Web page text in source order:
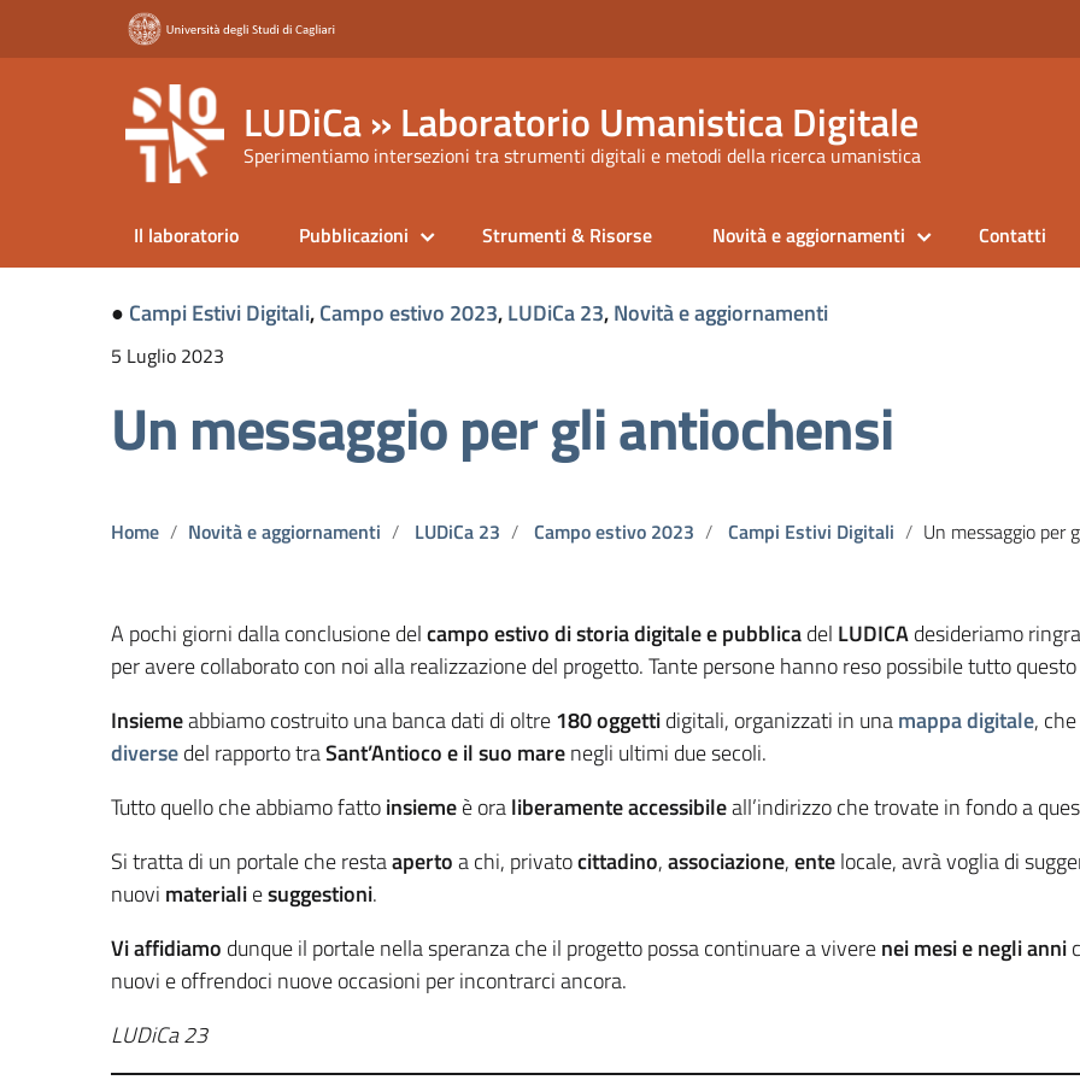
LUDiCa » Laboratorio Umanistica Digitale
Sperimentiamo intersezioni tra strumenti digitali e metodi della ricerca umanistica
Il laboratorio Pubblicazioni Strumenti & Risorse Novità e aggiornamenti Contatti
● Campi Estivi Digitali,Campo estivo 2023,LUDiCa 23,Novità e aggiornamenti
5 Luglio 2023
Un messaggio per gli antiochensi
Home Novità e aggiornamenti LUDiCa 23 Campo estivo 2023 Campi Estivi Digitali Un messaggio per gli
A pochi giorni dalla conclusione delcampo estivo di storia digitale e pubblicadel LUDICAdesideriamo
per avere collaborato con noi alla realizzazione del progetto. Tante persone hanno reso possibile tutto
Insiemeabbiamo costruito una banca dati di oltre180 oggettidigitali, organizzati in unamappa digitale,
diversedel rapporto traSant’Antioco e il suo marenegli ultimi due secoli.
Tutto quello che abbiamo fattoinsiemeè oraliberamente accessibileall’indirizzo che trovate in fondo a
Si tratta di un portale che restaapertoa chi, privatocittadino,associazione,entelocale, avrà voglia di
nuovi materialiesuggestioni.
Vi affidiamo dunque il portale nella speranza che il progetto possa continuare a viverenei mesi e negli anni
nuovi e offrendoci nuove occasioni per incontrarci ancora.
LUDiCa 23